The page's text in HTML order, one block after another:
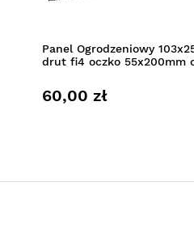
Panel Ogrodzeniowy
drut fi4 oczko 55x200mm
60,00 zł